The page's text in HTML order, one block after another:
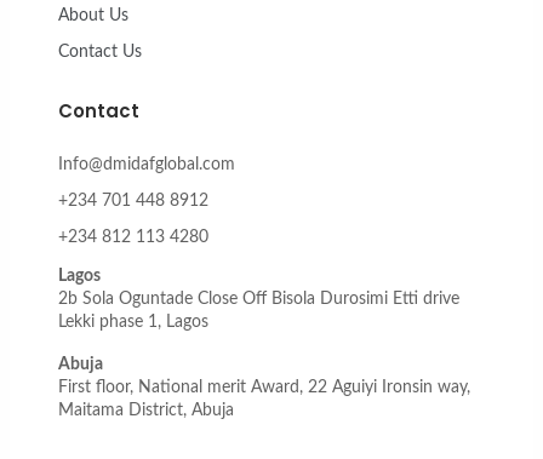
About Us
Contact Us
Contact
Info@dmidafglobal.com
+234 701 448 8912
+234 812 113 4280
Lagos
2b Sola Oguntade Close Off Bisola Durosimi Etti drive
Lekki phase 1, Lagos
Abuja
First floor, National merit Award, 22 Aguiyi Ironsin way,
Maitama District, Abuja